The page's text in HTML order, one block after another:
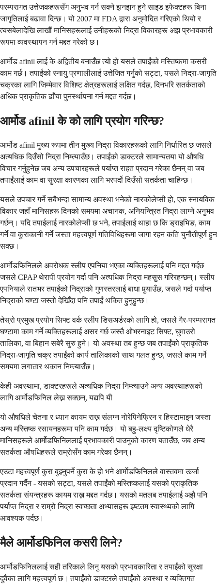
परम्परागत उत्तेजकहरूसँग अनुभव गर्न सक्ने झनझन हुने साइड इफेक्टहरू बिना
जागृतिलाई बढावा दिन्छ। यो 2007 मा FDA द्वारा अनुमोदित गरिएको थियो र
त्यसबेलादेखि लाखौं मानिसहरूलाई उनीहरूको निद्रा विकारहरू अझ प्रभावकारी
रूपमा व्यवस्थापन गर्न मद्दत गरेको छ।
आर्मोड afinil लाई के अद्वितीय बनाउँछ त्यो हो यसले तपाईंको मस्तिष्कमा कसरी
काम गर्छ। तपाईंको स्नायु प्रणालीलाई उत्तेजित गर्नुको सट्टा, यसले निद्रा-जागृति
चक्रका लागि जिम्मेवार विशिष्ट क्षेत्रहरूलाई लक्षित गर्दछ, दिनभरि सतर्कताको
अधिक प्राकृतिक ढाँचा पुनर्स्थापना गर्न मद्दत गर्दछ।
आर्मोड afinil के को लागि प्रयोग गरिन्छ?
आर्मोड afinil मुख्य रूपमा तीन मुख्य निद्रा विकारहरूको लागि निर्धारित छ जसले
अत्यधिक दिउँसो निद्रा निम्त्याउँछ। तपाईंको डाक्टरले सामान्यतया यो औषधि
विचार गर्नुहुनेछ जब अन्य उपचारहरूले पर्याप्त राहत प्रदान गरेका छैनन् वा जब
तपाईंलाई काम वा सुरक्षा कारणका लागि भरपर्दो दिउँसो सतर्कता चाहिन्छ।
यसले उपचार गर्ने सबैभन्दा सामान्य अवस्था भनेको नारकोलेप्सी हो, एक स्नायविक
विकार जहाँ मानिसहरू दिनको समयमा अचानक, अनियन्त्रित निद्रा लाग्ने अनुभव
गर्छन्। यदि तपाईलाई नारकोलेप्सी छ भने, तपाईलाई थाहा छ कि ड्राइभिङ, काम
गर्ने वा कुराकानी गर्ने जस्ता महत्त्वपूर्ण गतिविधिहरूमा जागा रहन कति चुनौतीपूर्ण हुन
सक्छ।
आर्मोडफिनिलले अवरोधक स्लीप एपनिया भएका व्यक्तिहरूलाई पनि मद्दत गर्दछ
जसले CPAP थेरापी प्रयोग गर्दा पनि अत्यधिक निद्रा महसुस गरिरहन्छन्। स्लीप
एपनियाले रातभर तपाईंको निद्राको गुणस्तरलाई बाधा पुर्‍याउँछ, जसले गर्दा पर्याप्त
निद्राको घण्टा जस्तो देखिँदा पनि तपाईं थकित हुनुहुन्छ।
तेस्रो प्रमुख प्रयोग सिफ्ट वर्क स्लीप डिसअर्डरको लागि हो, जसले गैर-परम्परागत
घण्टामा काम गर्ने व्यक्तिहरूलाई असर गर्छ जस्तै ओभरनाइट सिफ्ट, घुमाउरो
तालिका, वा बिहान सबेरै सुरु हुने। यो अवस्था तब हुन्छ जब तपाईंको प्राकृतिक
निद्रा-जागृति चक्र तपाईंको कार्य तालिकाको साथ गलत हुन्छ, जसले काम गर्ने
समयमा लगातार थकान निम्त्याउँछ।
केही अवस्थामा, डाक्टरहरूले अत्यधिक निद्रा निम्त्याउने अन्य अवस्थाहरूको
लागि आर्मोडफिनिल लेख्न सक्छन्, यद्यपि यी
यो औषधिले चेतना र ध्यान कायम राख्न संलग्न नोरेपिनेफ्रिन र हिस्टामाइन जस्ता
अन्य मस्तिष्क रसायनहरूमा पनि काम गर्दछ। यो बहु-लक्ष्य दृष्टिकोणले धेरै
मानिसहरूले आर्मोडफिनिललाई प्रभावकारी पाउनुको कारण बताउँछ, जब अन्य
सतर्कता औषधिहरूले राम्रोसँग काम गरेका छैनन्।
एउटा महत्त्वपूर्ण कुरा बुझ्नुपर्ने कुरा के हो भने आर्मोडफिनिलले वास्तवमा ऊर्जा
प्रदान गर्दैन - यसको सट्टा, यसले तपाईंको मस्तिष्कलाई यसको प्राकृतिक
सतर्कता संयन्त्रहरू कायम राख्न मद्दत गर्दछ। यसको मतलब तपाईलाई अझै पनि
पर्याप्त निद्रा र राम्रो निद्रा स्वच्छता अभ्यासहरू इष्टतम स्वास्थ्यको लागि
आवश्यक पर्दछ।
मैले आर्मोडफिनिल कसरी लिने?
आर्मोडफिनिललाई सही तरिकाले लिनु यसको प्रभावकारिता र तपाईंको सुरक्षा
दुवैका लागि महत्त्वपूर्ण छ। तपाईंको डाक्टरले तपाईंको अवस्था र व्यक्तिगत